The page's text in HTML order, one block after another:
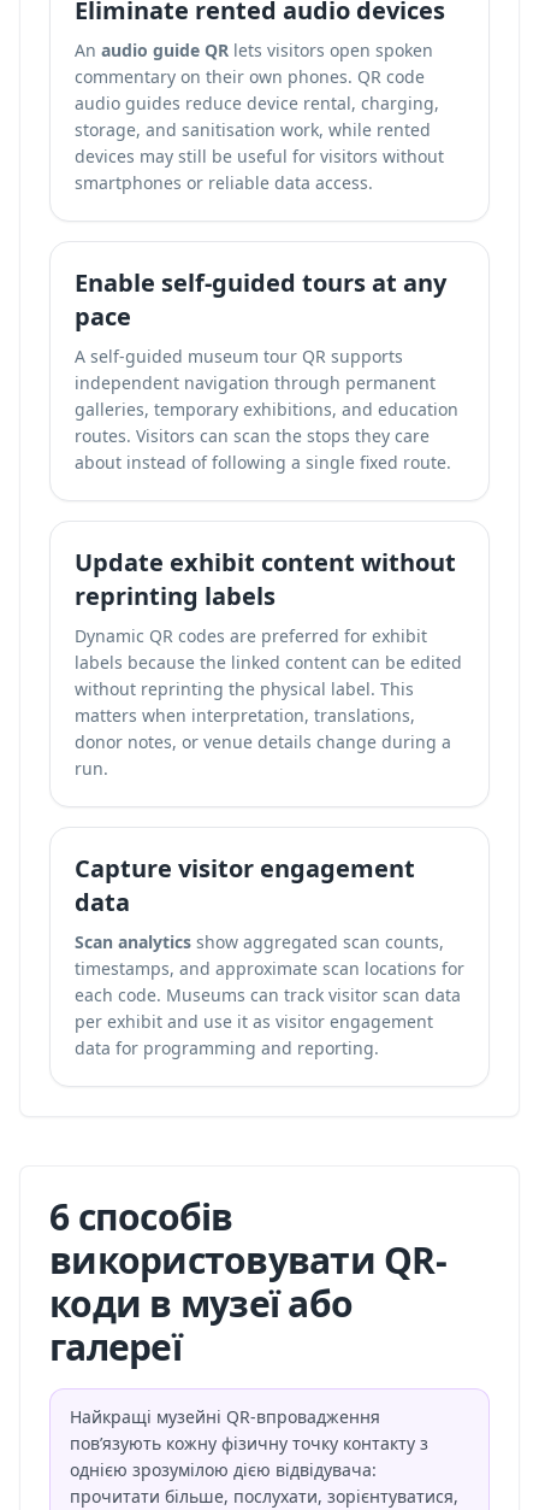
Eliminate rented audio devices
An audio guide QR lets visitors open spoken
commentary on their own phones. QR code
audio guides reduce device rental, charging,
storage, and sanitisation work, while rented
devices may still be useful for visitors without
smartphones or reliable data access.
Enable self-guided tours at any
pace
A self-guided museum tour QR supports
independent navigation through permanent
galleries, temporary exhibitions, and education
routes. Visitors can scan the stops they care
about instead of following a single fixed route.
Update exhibit content without
reprinting labels
Dynamic QR codes are preferred for exhibit
labels because the linked content can be edited
without reprinting the physical label. This
matters when interpretation, translations,
donor notes, or venue details change during a
run.
Capture visitor engagement
data
Scan analytics show aggregated scan counts,
timestamps, and approximate scan locations for
each code. Museums can track visitor scan data
per exhibit and use it as visitor engagement
data for programming and reporting.
6 способів
використовувати QR-
коди в музеї або
галереї
Найкращі музейні QR-впровадження
пов’язують кожну фізичну точку контакту з
однією зрозумілою дією відвідувача:
прочитати більше, послухати, зорієнтуватися,